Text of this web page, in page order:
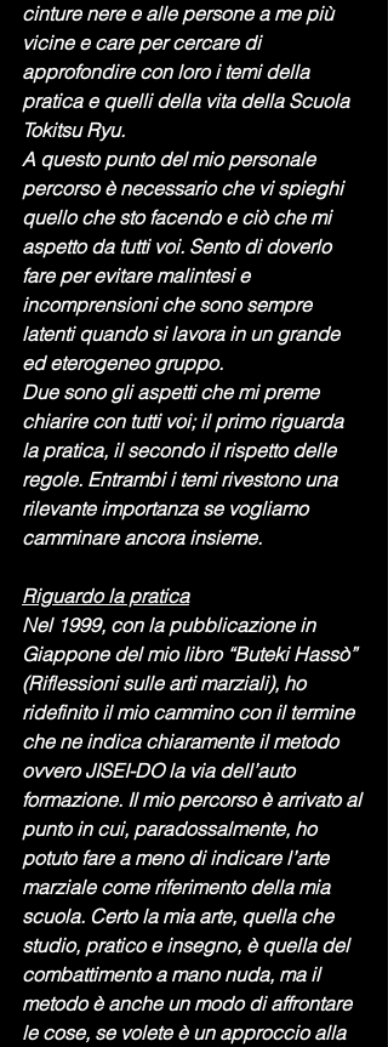
cinture nere e alle persone a me più
vicine e care per cercare di
approfondire con loro i temi della
pratica e quelli della vita della Scuola
Tokitsu Ryu.
A questo punto del mio personale
percorso è necessario che vi spieghi
quello che sto facendo e ciò che mi
aspetto da tutti voi. Sento di doverlo
fare per evitare malintesi e
incomprensioni che sono sempre
latenti quando si lavora in un grande
ed eterogeneo gruppo.
Due sono gli aspetti che mi preme
chiarire con tutti voi; il primo riguarda
la pratica, il secondo il rispetto delle
regole. Entrambi i temi rivestono una
rilevante importanza se vogliamo
camminare ancora insieme.
Riguardo la pratica
Nel 1999, con la pubblicazione in
Giappone del mio libro “Buteki Hassò”
(Riflessioni sulle arti marziali), ho
ridefinito il mio cammino con il termine
che ne indica chiaramente il metodo
ovvero JISEI-DO la via dell’auto
formazione. Il mio percorso è arrivato al
punto in cui, paradossalmente, ho
potuto fare a meno di indicare l’arte
marziale come riferimento della mia
scuola. Certo la mia arte, quella che
studio, pratico e insegno, è quella del
combattimento a mano nuda, ma il
metodo è anche un modo di affrontare
le cose, se volete è un approccio alla